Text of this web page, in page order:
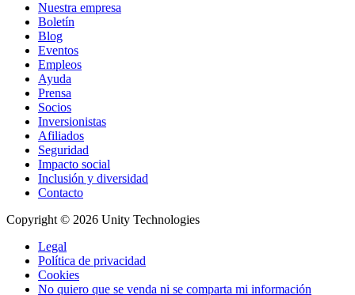
Nuestra empresa
Boletín
Blog
Eventos
Empleos
Ayuda
Prensa
Socios
Inversionistas
Afiliados
Seguridad
Impacto social
Inclusión y diversidad
Contacto
Copyright © 2026 Unity Technologies
Legal
Política de privacidad
Cookies
No quiero que se venda ni se comparta mi información